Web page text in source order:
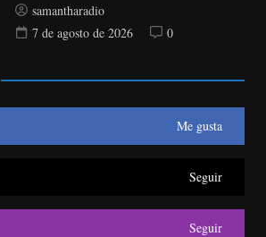
samantharadio
7 de agosto de 2026
0
Me gusta
Seguir
Seguir